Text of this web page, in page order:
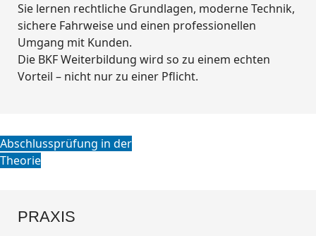
Sie lernen rechtliche Grundlagen, moderne Technik,
sichere Fahrweise und einen professionellen
Umgang mit Kunden.
Die BKF Weiterbildung wird so zu einem echten
Vorteil – nicht nur zu einer Pflicht.
Abschlussprüfung in der
Theorie
PRAXIS